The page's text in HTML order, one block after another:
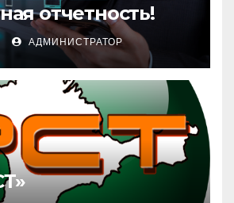
отчетность!
АДМИНИСТРАТОР